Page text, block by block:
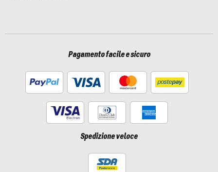
Pagamento facile e sicuro
Spedizione veloce